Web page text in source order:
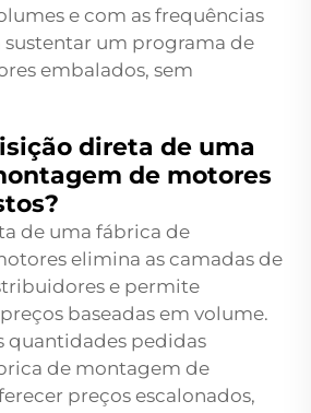
e com as frequências
sustentar um programa de
embalados, sem
direta de uma
de motores
de uma fábrica de
elimina as camadas de
e permite
baseadas em volume.
quantidades pedidas
de montagem de
preços escalonados,